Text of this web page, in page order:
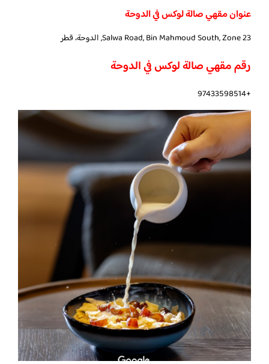
عنوان مقهي صالة لوكس في الدوحة
Salwa Road, Bin Mahmoud South, Zone 23, الدوحة، قطر
رقم مقهي صالة لوكس في الدوحة
+97433598514